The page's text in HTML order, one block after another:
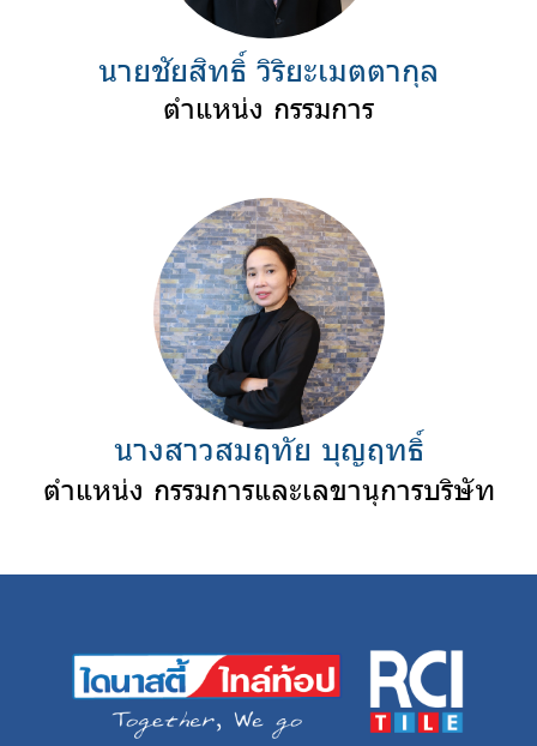
นายชัยสิทธิ์ วิริยะเมตตากุล
ตำแหน่ง กรรมการ
นางสาวสมฤทัย บุญฤทธิ์
ตำแหน่ง กรรมการและเลขานุการบริษัท